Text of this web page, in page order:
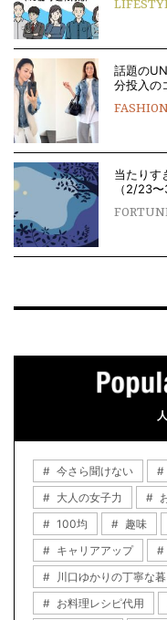
話題の
分投入の
当たりす
（2/23
今さら聞けない
大人の女子力
100均
趣味
キャリアアップ
川口ゆかりの丁寧な
お料理レシピ代用